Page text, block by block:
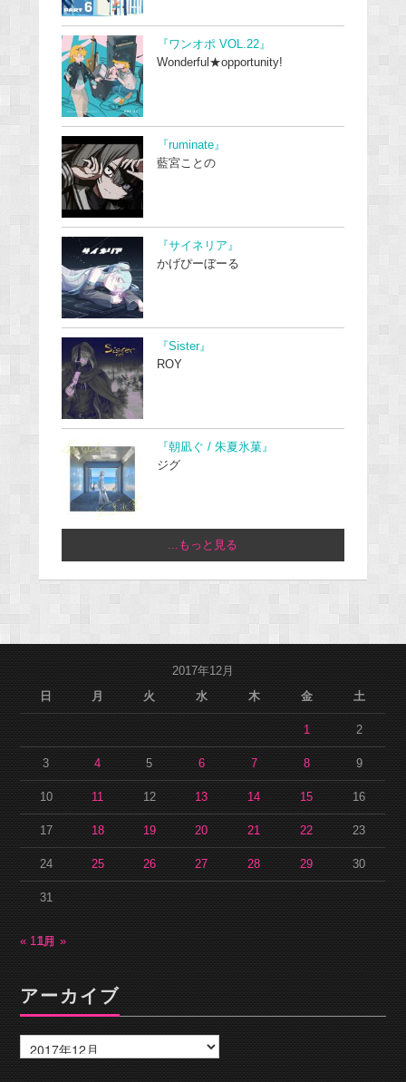
『ワンオポ VOL.22』
Wonderful★opportunity!
『ruminate』
藍宮ことの
『サイネリア』
かげぴーぼーる
『Sister』
ROY
『朝凪ぐ / 朱夏氷菓』
ジグ
...もっと見る
2017年12月
日
月 火 水 木 金 土
1 2
3 4 5 6 7 8 9
10 11 12 13 14 15 16
17 18 19 20 21 22 23
24 25 26 27 28 29 30
31
« 11月1月 »
アーカイブ
ー
カ